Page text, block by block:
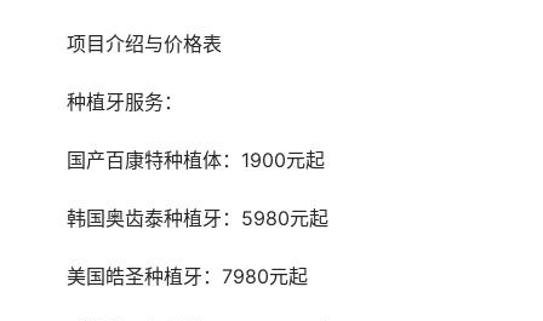
	项目介绍与价格表
	种植牙服务：
	国产百康特种植体：1900元起
	韩国奥齿泰种植牙：5980元起
	美国皓圣种植牙：7980元起